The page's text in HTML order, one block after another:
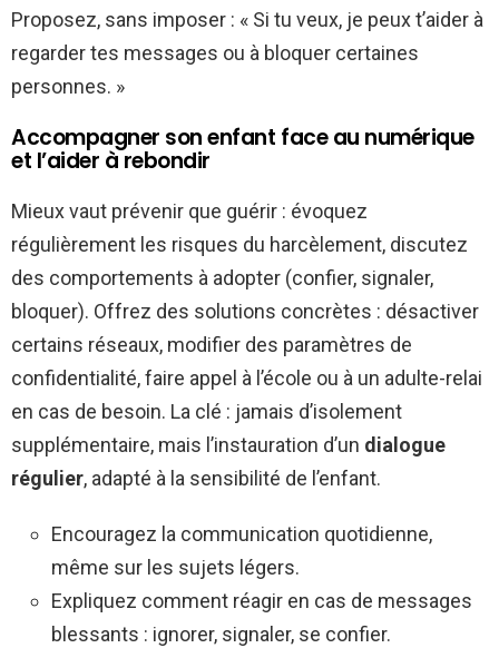
Proposez, sans imposer : « Si tu veux, je peux t’aider à
regarder tes messages ou à bloquer certaines
personnes. »
Accompagner son enfant face au numérique
et l’aider à rebondir
Mieux vaut prévenir que guérir : évoquez
régulièrement les risques du harcèlement, discutez
des comportements à adopter (confier, signaler,
bloquer). Offrez des solutions concrètes : désactiver
certains réseaux, modifier des paramètres de
confidentialité, faire appel à l’école ou à un adulte-relai
en cas de besoin. La clé : jamais d’isolement
supplémentaire, mais l’instauration d’un dialogue
régulier, adapté à la sensibilité de l’enfant.
Encouragez la communication quotidienne,
même sur les sujets légers.
Expliquez comment réagir en cas de messages
blessants : ignorer, signaler, se confier.